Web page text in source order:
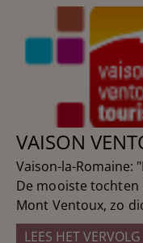
VAISON
Vaison-la-Romaine:
De mooiste tochten
Mont Ventoux, zo
LEES HET VERVOLG